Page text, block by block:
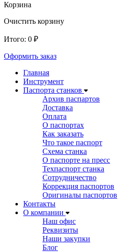
Корзина
Очистить корзину
Итого: 0 ₽
Оформить заказ
Главная
Инструмент
Паспорта станков
Архив паспартов
Доставка
Оплата
О паспортах
Как заказать
Что такое паспорт
Схема станка
О паспорте на пресс
Техпаспорт станка
Сотрудничество
Коррекция паспортов
Оригиналы паспортов
Контакты
О компании
Наш офис
Реквизиты
Наши закупки
Блог